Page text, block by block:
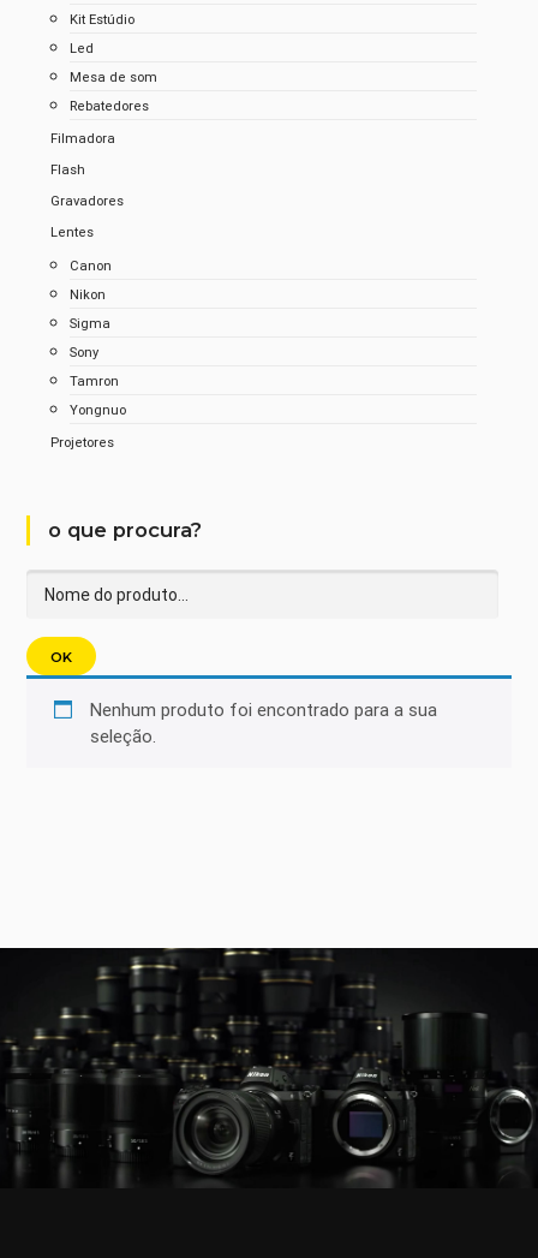
Kit Estúdio
Led
Mesa de som
Rebatedores
Filmadora
Flash
Gravadores
Lentes
Canon
Nikon
Sigma
Sony
Tamron
Yongnuo
Projetores
o que procura?
Nenhum produto foi encontrado para a sua
seleção.